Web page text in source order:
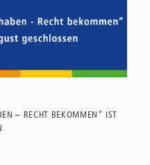
– RECHT BEKOMMEN“ IST